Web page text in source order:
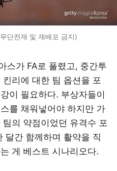
단전재 및 재배포 금지)
스가 FA로 풀렸고, 중간투
리에 대한 팀 옵션을 포
이 필요하다. 부상자들이
를 채워넣어야 하지만 가
의 약점이었던 유격수 포
달간 함께하며 활약을 직
게 베스트 시나리오다.